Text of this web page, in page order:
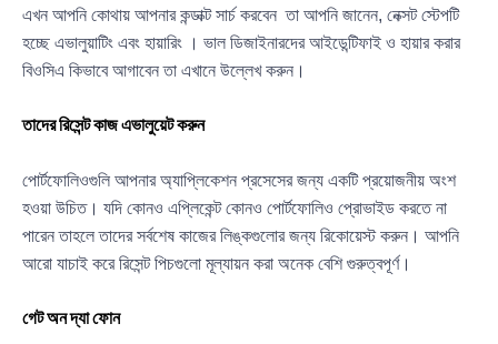
এখন আপনি কোথায় আপনার কন্ডাক্ট সার্চ করবেন তা আপনি জানেন, নেক্সট স্টেপটি
হচ্ছে এভালুয়াটিং এবং হায়ারিং । ভাল ডিজাইনারদের আইডেন্টিফাই ও হায়ার করার
বিওসিএ কিভাবে আগাবেন তা এখানে উল্লেখ করুন।
তাদের রিসেন্ট কাজ এভালুয়েট করুন
পোর্টফোলিওগুলি আপনার অ্যাপ্লিকেশন প্রসেসের জন্য একটি প্রয়োজনীয় অংশ
হওয়া উচিত। যদি কোনও এপ্লিকেন্ট কোনও পোর্টফোলিও প্রোভাইড করতে না
পারেন তাহলে তাদের সর্বশেষ কাজের লিঙ্কগুলোর জন্য রিকোয়েস্ট করুন। আপনি
আরো যাচাই করে রিসেন্ট পিচগুলো মূল্যায়ন করা অনেক বেশি গুরুত্বপূর্ণ।
গেট অন দ্যা ফোন